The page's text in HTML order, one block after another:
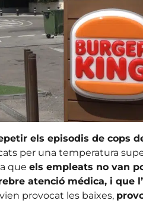
els episodis de cops
per una temperatura
que els empleats no van
atenció médica, i que
provocat les baixes,